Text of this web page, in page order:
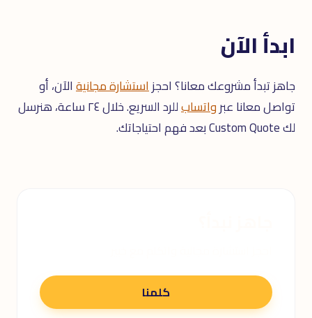
ابدأ الآن
جاهز تبدأ مشروعك معانا؟ احجزاستشارة مجانيةالآن، أو
تواصل معانا عبرواتساب
للرد السريع. خلال ٢٤ ساعة، هنرسل
لك Custom Quote بعد فهم احتياجاتك.
كلمنا